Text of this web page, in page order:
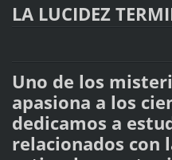
LA LUCIDEZ
Uno de los
apasiona a los
dedicamos a
relacionados con